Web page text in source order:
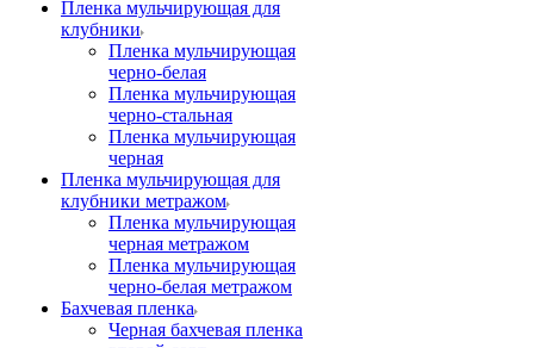
Пленка мульчирующая для
клубники
Пленка мульчирующая
черно-белая
Пленка мульчирующая
черно-стальная
Пленка мульчирующая
черная
Пленка мульчирующая для
клубники метражом
Пленка мульчирующая
черная метражом
Пленка мульчирующая
черно-белая метражом
Бахчевая пленка
Черная бахчевая пленка